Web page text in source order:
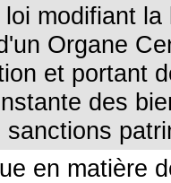
loi modifiant
Organe
et portant
des
sanctions
en matière